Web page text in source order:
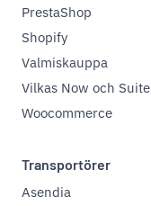
PrestaShop
Shopify
Valmiskauppa
Vilkas Now och Suite
Woocommerce
Transportörer
Asendia